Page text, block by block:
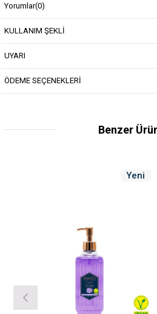
Yorumlar(0)
KULLANIM ŞEKLİ
UYARI
ÖDEME SEÇENEKLERİ
Benzer
Yeni